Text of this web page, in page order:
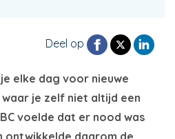
Deel op
elke dag voor nieuwe
je zelf niet altijd een
voelde dat er nood was
ontwikkelde daarom de